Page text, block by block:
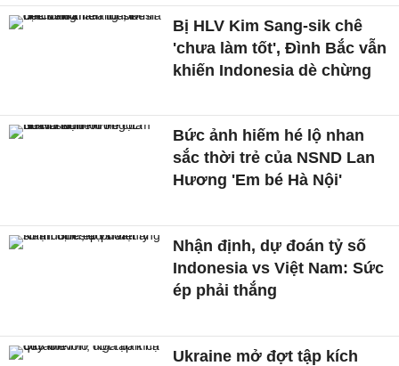
Bị HLV Kim Sang-sik chê
'chưa làm tốt', Đình Bắc vẫn
khiến Indonesia dè chừng
Bức ảnh hiếm hé lộ nhan
sắc thời trẻ của NSND Lan
Hương 'Em bé Hà Nội'
Nhận định, dự đoán tỷ số
Indonesia vs Việt Nam: Sức
ép phải thắng
Ukraine mở đợt tập kích